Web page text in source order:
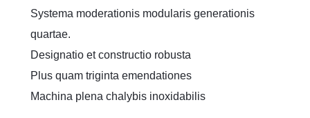
Systema moderationis modularis generationis
quartae.
Designatio et constructio robusta
Plus quam triginta emendationes
Machina plena chalybis inoxidabilis